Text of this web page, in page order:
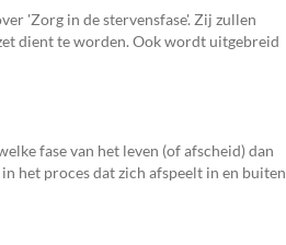
'Zorg in de stervensfase'. Zij zullen
dient te worden. Ook wordt uitgebreid
fase van het leven (of afscheid) dan
het proces dat zich afspeelt in en buiten